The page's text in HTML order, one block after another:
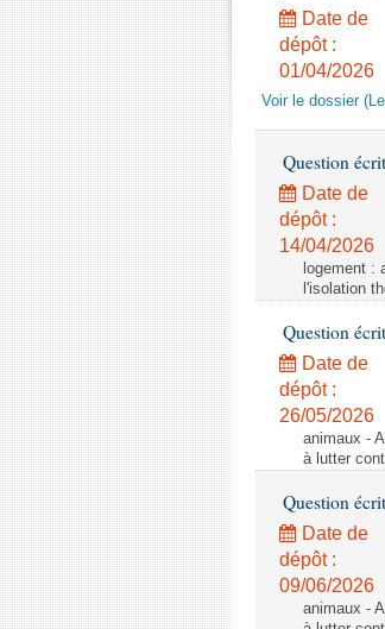
Date de
dépôt :
01/04/2026
Voir le dossier
Question
Date de
dépôt :
14/04/2026
logement :
l'isolation
Question
Date de
dépôt :
26/05/2026
animaux -
à lutter
Question
Date de
dépôt :
09/06/2026
animaux -